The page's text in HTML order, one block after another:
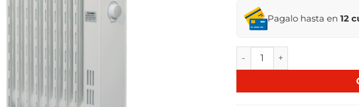
Pagalo hasta en 12
RADIADOR JAMES 2000W